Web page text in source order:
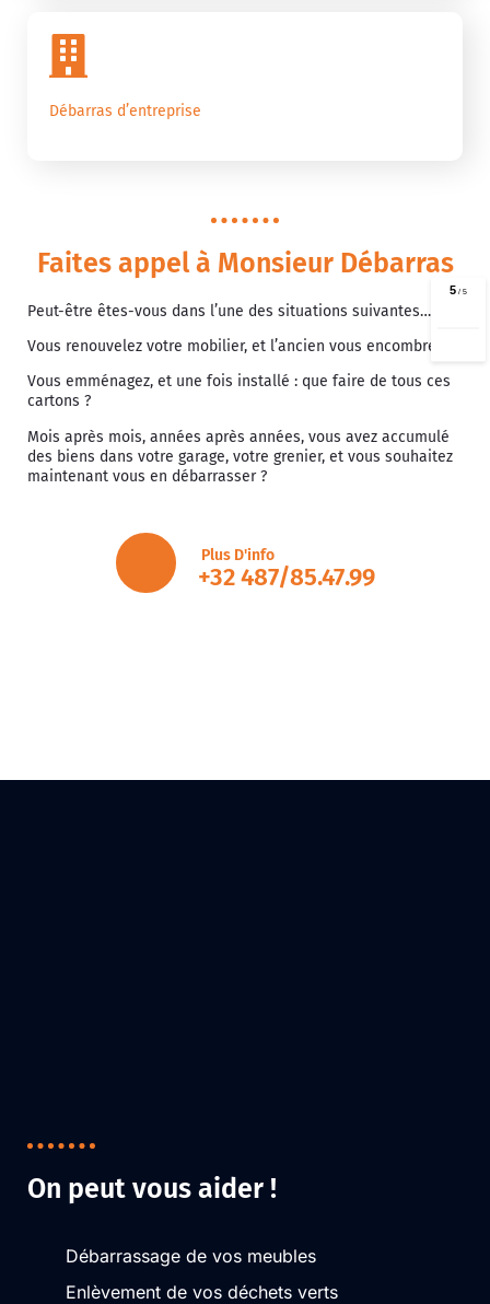
Débarras d’entreprise
Faites appel à Monsieur Débarras
Peut-être êtes-vous dans l’une des situations suivantes…
Vous renouvelez votre mobilier, et l’ancien vous encombre ?
Vous emménagez, et une fois installé : que faire de tous ces
cartons ?
Mois après mois, années après années, vous avez accumulé
des biens dans votre garage, votre grenier, et vous souhaitez
maintenant vous en débarrasser ?
Plus D'info
+32 487/85.47.99
On peut vous aider !
Débarrassage de vos meubles
Enlèvement de vos déchets verts